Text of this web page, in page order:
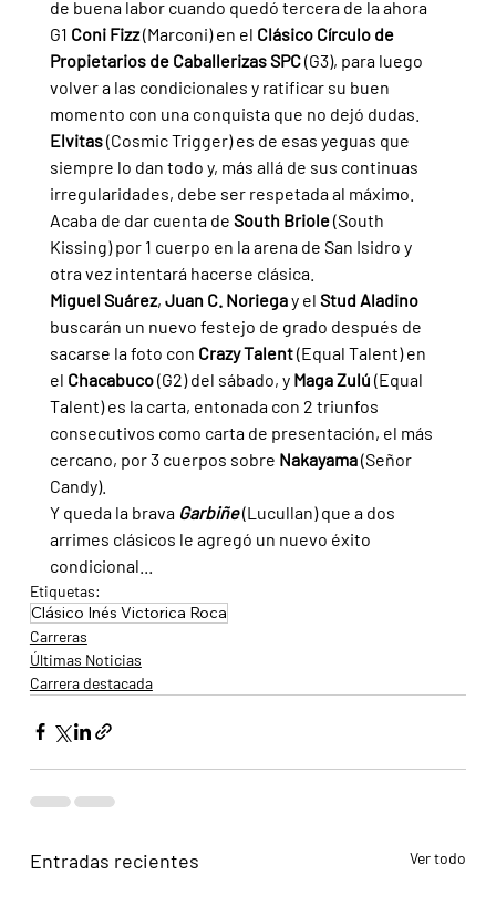
de buena labor cuando quedó tercera de la ahora
G1 Coni Fizz (Marconi) en el Clásico Círculo de
Propietarios de Caballerizas SPC (G3), para luego
volver a las condicionales y ratificar su buen
momento con una conquista que no dejó dudas.
Elvitas (Cosmic Trigger) es de esas yeguas que
siempre lo dan todo y, más allá de sus continuas
irregularidades, debe ser respetada al máximo.
Acaba de dar cuenta de South Briole (South
Kissing) por 1 cuerpo en la arena de San Isidro y
otra vez intentará hacerse clásica.
Miguel Suárez, Juan C. Noriega y el Stud Aladino
buscarán un nuevo festejo de grado después de
sacarse la foto con Crazy Talent (Equal Talent) en
el Chacabuco (G2) del sábado, y Maga Zulú (Equal
Talent) es la carta, entonada con 2 triunfos
consecutivos como carta de presentación, el más
cercano, por 3 cuerpos sobre Nakayama (Señor
Candy).
Y queda la brava Garbiñe (Lucullan) que a dos
arrimes clásicos le agregó un nuevo éxito
condicional...
Etiquetas:
Clásico Inés Victorica Roca
Carreras
Últimas Noticias
Carrera destacada
Entradas recientes Ver todo